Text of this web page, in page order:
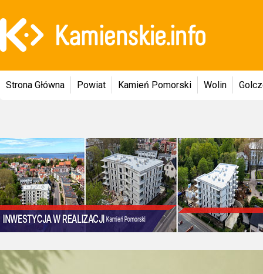
Strona Główna Powiat Kamień Pomorski Wolin